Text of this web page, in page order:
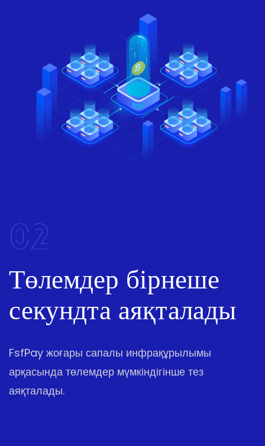
02
Төлемдер бірнеше
секундта аяқталады
FsfPay жоғары сапалы инфрақұрылымы
арқасында төлемдер мүмкіндігінше тез
аяқталады.